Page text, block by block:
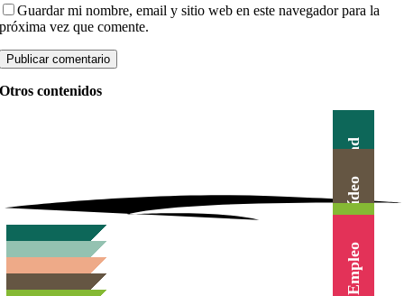
Guardar mi nombre, email y sitio web en este navegador para la
próxima vez que comente.
Otros contenidos
Actualidad
Blog
Agenda
Canal Vídeo
Cursos
Empleo